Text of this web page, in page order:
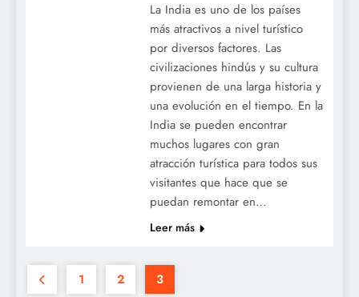
La India es uno de los países
más atractivos a nivel turístico
por diversos factores. Las
civilizaciones hindús y su cultura
provienen de una larga historia y
una evolución en el tiempo. En la
India se pueden encontrar
muchos lugares con gran
atracción turística para todos sus
visitantes que hace que se
puedan remontar en…
Leer más
1 2 3